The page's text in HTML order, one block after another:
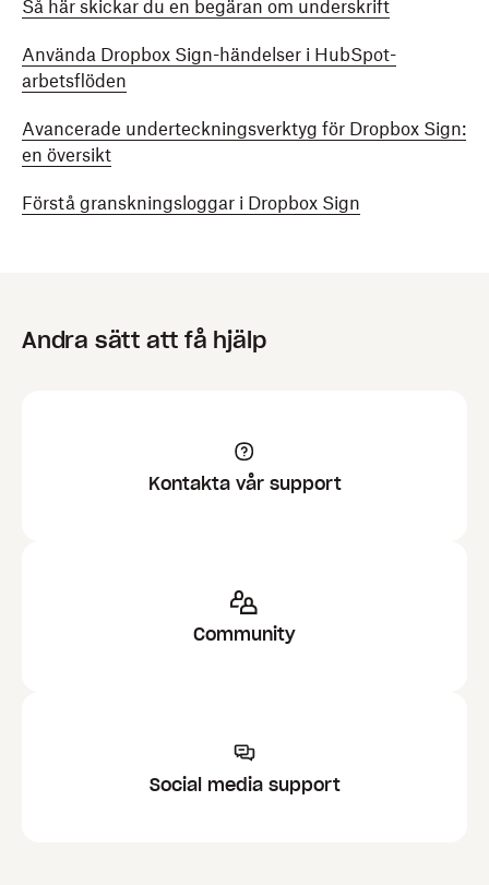
Så här skickar du en begäran om underskrift
Använda Dropbox Sign-händelser i HubSpot-
arbetsflöden
Avancerade underteckningsverktyg för Dropbox Sign:
en översikt
Förstå granskningsloggar i Dropbox Sign
Andra sätt att få hjälp
Kontakta vår support
Community
Social media support